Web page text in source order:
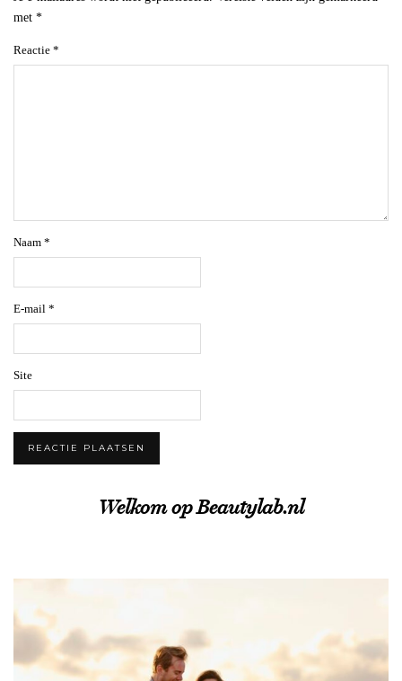
met *
Reactie *
Naam *
E-mail *
Site
Welkom op Beautylab.nl